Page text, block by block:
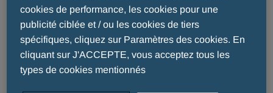
Prénom
cookies de performance, les cookies pour une
publicité ciblée et / ou les cookies de tiers
spécifiques, cliquez sur Paramètres des cookies. En
cliquant sur J'ACCEPTE, vous acceptez tous les
types de cookies mentionnés